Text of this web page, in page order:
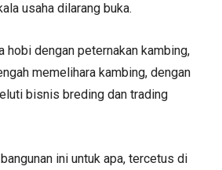
usaha dilarang buka.
hobi dengan peternakan kambing,
memelihara kambing, dengan
bisnis breding dan trading
ini untuk apa, tercetus di